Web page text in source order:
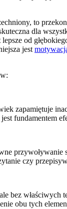
to
dla
od
jest
zapamiętuje
fundamentem
przywoływanie
czy
bez właściwych
obu tych